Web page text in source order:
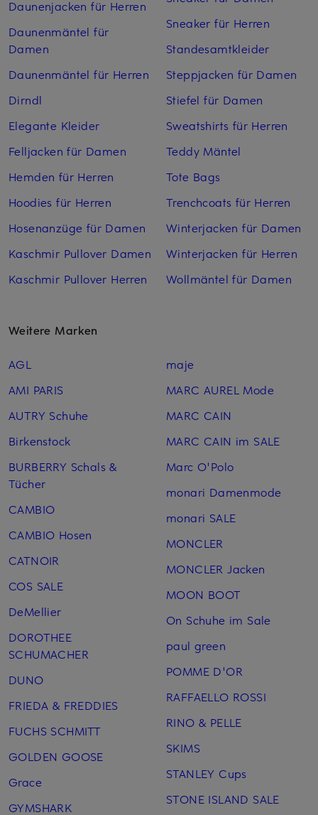
Daunenjacken für Herren
Daunenmäntel für
Damen
Daunenmäntel für Herren
Dirndl
Elegante Kleider
Felljacken für Damen
Hemden für Herren
Hoodies für Herren
Hosenanzüge für Damen
Kaschmir Pullover Damen
Kaschmir Pullover Herren
Sneaker für Herren
Standesamtkleider
Steppjacken für Damen
Stiefel für Damen
Sweatshirts für Herren
Teddy Mäntel
Tote Bags
Trenchcoats für Herren
Winterjacken für Damen
Winterjacken für Herren
Wollmäntel für Damen
Weitere Marken
AGL
AMI PARIS
AUTRY Schuhe
Birkenstock
BURBERRY Schals &
Tücher
CAMBIO
CAMBIO Hosen
CATNOIR
COS SALE
DeMellier
DOROTHEE
SCHUMACHER
DUNO
FRIEDA & FREDDIES
FUCHS SCHMITT
GOLDEN GOOSE
Grace
GYMSHARK
maje
MARC AUREL Mode
MARC CAIN
MARC CAIN im SALE
Marc O'Polo
monari Damenmode
monari SALE
MONCLER
MONCLER Jacken
MOON BOOT
On Schuhe im Sale
paul green
POMME D'OR
RAFFAELLO ROSSI
RINO & PELLE
SKIMS
STANLEY Cups
STONE ISLAND SALE